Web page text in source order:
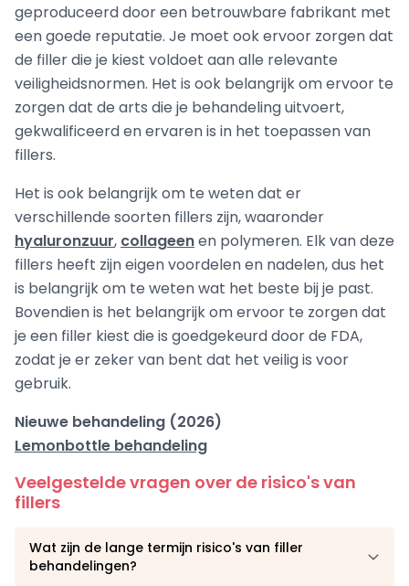
geproduceerd door een betrouwbare fabrikant met
een goede reputatie. Je moet ook ervoor zorgen dat
de filler die je kiest voldoet aan alle relevante
veiligheidsnormen. Het is ook belangrijk om ervoor te
zorgen dat de arts die je behandeling uitvoert,
gekwalificeerd en ervaren is in het toepassen van
fillers.
Het is ook belangrijk om te weten dat er
verschillende soorten fillers zijn, waaronder
hyaluronzuur, collageenen polymeren. Elk van deze
fillers heeft zijn eigen voordelen en nadelen, dus het
is belangrijk om te weten wat het beste bij je past.
Bovendien is het belangrijk om ervoor te zorgen dat
je een filler kiest die is goedgekeurd door de FDA,
zodat je er zeker van bent dat het veilig is voor
gebruik.
Nieuwe behandeling (2026)
Lemonbottle behandeling
Veelgestelde vragen over de risico's van
fillers
Wat zijn de lange termijn risico's van filler
behandelingen?